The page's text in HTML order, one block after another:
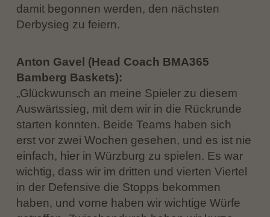
damit begonnen werden, den nächsten
Derbysieg zu feiern.
Anton Gavel (Head Coach BMA365
Bamberg Baskets):
„Glückwunsch an meine Spieler zu diesem
Auswärtssieg, mit dem wir in die Rückrunde
starten konnten. Beide Teams haben sich
erst vor zwei Wochen gesehen, und es ist nie
einfach, hier in Würzburg zu spielen. Es war
wichtig, dass wir im dritten und vierten Viertel
in der Defensive die Stopps bekommen
haben, und vorne haben wir wichtige Würfe